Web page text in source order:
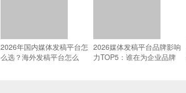
2026年国内媒体发稿平台怎
么选？海外发稿平台怎么
2026媒体发稿平台品牌影响
力TOP5：谁在为企业品牌